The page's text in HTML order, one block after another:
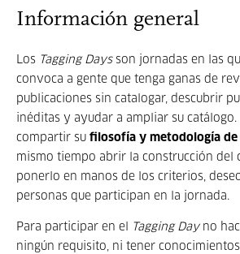
Información general
Los Tagging Daysson jornadas en las
convoca a gente que tenga ganas de
publicaciones sin catalogar, descubrir
inéditas y ayudar a ampliar su catálogo.
compartir su filosofía y metodología de
mismo tiempo abrir la construcción del
ponerlo en manos de los criterios,
personas que participan en la jornada.
Para participar en el Tagging Dayno
ningún requisito, ni tener